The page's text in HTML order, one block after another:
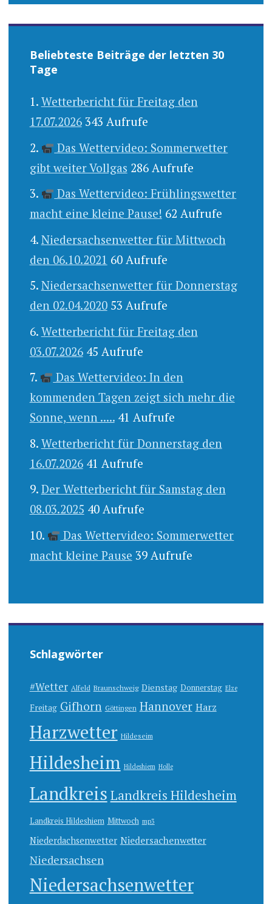
Beliebteste Beiträge der letzten 30
Tage
Wetterbericht für Freitag den
17.07.2026 343 Aufrufe
Das Wettervideo: Sommerwetter
gibt weiter Vollgas 286 Aufrufe
Das Wettervideo: Frühlingswetter
macht eine kleine Pause! 62 Aufrufe
Niedersachsenwetter für Mittwoch
den 06.10.2021 60 Aufrufe
Niedersachsenwetter für Donnerstag
den 02.04.2020 53 Aufrufe
Wetterbericht für Freitag den
03.07.2026 45 Aufrufe
Das Wettervideo: In den
kommenden Tagen zeigt sich mehr die
Sonne, wenn ..... 41 Aufrufe
Wetterbericht für Donnerstag den
16.07.2026 41 Aufrufe
Der Wetterbericht für Samstag den
08.03.2025 40 Aufrufe
Das Wettervideo: Sommerwetter
macht kleine Pause 39 Aufrufe
Schlagwörter
#Wetter Alfeld Braunschweig Dienstag Donnerstag Elze
Freitag Gifhorn Göttingen Hannover Harz
Harzwetter Hildeseim
Hildesheim Hildeshiem Holle
Landkreis Landkreis Hildesheim
Landkreis Hildeshiem Mittwoch mp3
Niederdachsenwetter Niedersachenwetter
Niedersachsen
Niedersachsenwetter